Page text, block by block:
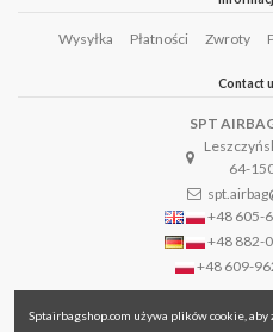
Wysyłka Płatności Zwroty
Contact
SPT
64-
+48 605-
+48 882-
+48 609-
Sptairbagshop.com używa plików cookie, aby